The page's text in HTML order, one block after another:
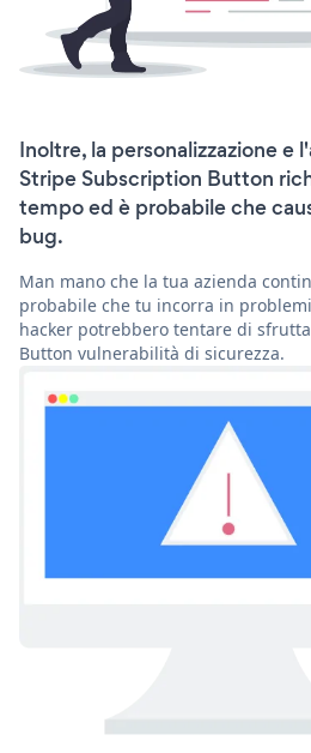
Inoltre, la personalizzazione e
Stripe Subscription Button
tempo ed è probabile che
bug.
Man mano che la tua azienda
probabile che tu incorra in
hacker potrebbero tentare di
Button vulnerabilità di sicurezza.